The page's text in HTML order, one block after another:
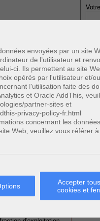
envoyées par un site
de l'utilisateur et
ci. Ils permettent au site
opérés par l'utilisateur et/
l'utilisation faite des
et Oracle AddThis,
partner-sites et
privacy-policy-fr.html
concernant les données
Web, veuillez vous référer
Accepter
cookies et
QUE
DE
0fois
*